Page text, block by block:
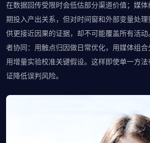
在数据回传受限时会低估部分渠道价值；媒
期投入产出关系，但对时间窗和外部变量处
供更接近因果的证据，却不可能覆盖所有活
者协同：用触点归因做日常优化，用媒体组合
用增量实验校准关键假设。这样即使单一方
证降低误判风险。